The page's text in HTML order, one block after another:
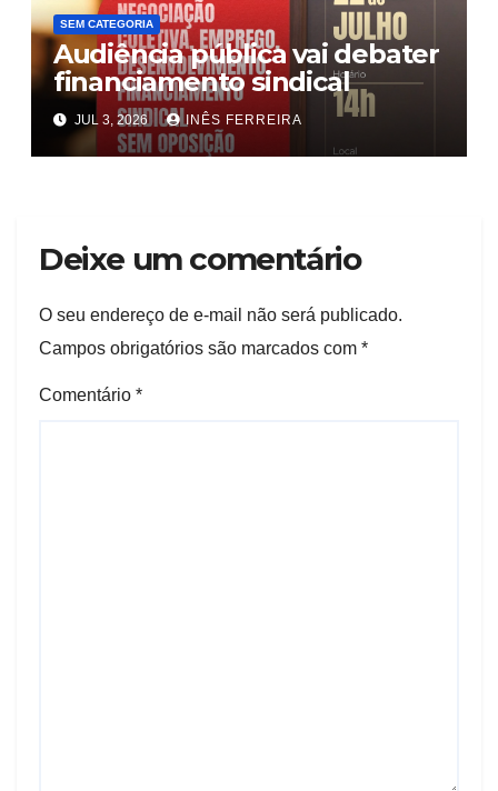
SEM CATEGORIA
Audiência pública vai debater
financiamento sindical
JUL 3, 2026 INÊS FERREIRA
Deixe um comentário
O seu endereço de e-mail não será publicado.
Campos obrigatórios são marcados com *
Comentário *